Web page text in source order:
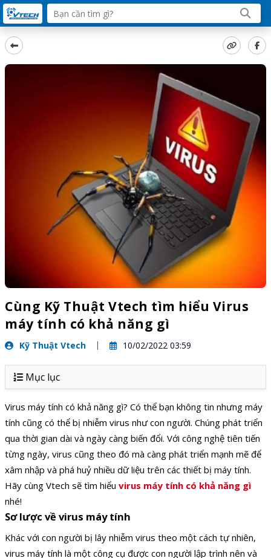
Cùng Kỹ Thuật Vtech tìm hiểu Virus
máy tính có khả năng gì
Kỹ Thuật Vtech 10/02/2022 03:59
Mục lục
Virus máy tính có khả năng gì? Có thể bạn không tin nhưng máy
tính cũng có thể bị nhiễm virus như con người. Chúng phát triển
qua thời gian dài và ngày càng biến đổi. Với công nghệ tiên tiến
từng ngày, virus cũng theo đó mà càng phát triển mạnh mẽ để
xâm nhập và phá huỷ nhiều dữ liệu trên các thiết bị máy tính.
Hãy cùng Vtech sẽ tìm hiểu virus máy tính có khả năng gì
nhé!
Sơ lược về virus máy tính
Khác với con người bị lây nhiễm virus theo một cách tự nhiên,
virus máy tính là một công cụ được con người lập trình nên và